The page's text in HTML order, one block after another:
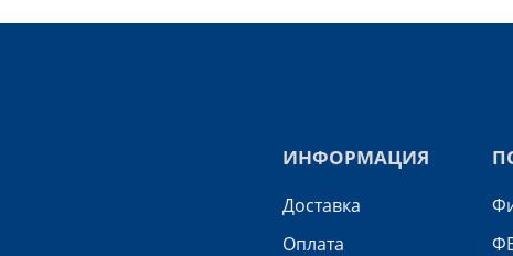
ИНФОРМАЦИЯ
Доставка
Оплата